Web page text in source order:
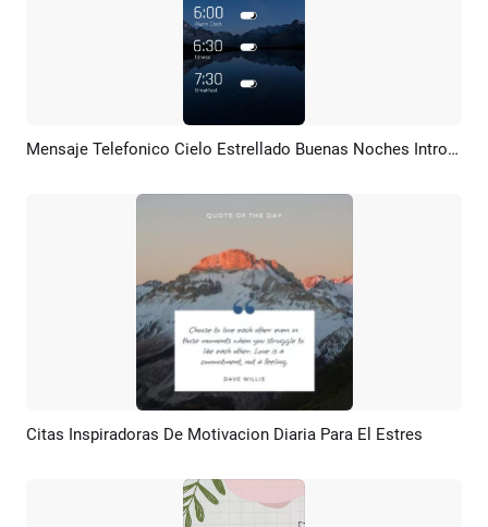
Previsualizar Crear IA Mensaje Telefonico Cielo Estrellado Buenas Noches Introducción
Previsualizar Crear IA
Citas Inspiradoras De Motivacion Diaria Para El Estres